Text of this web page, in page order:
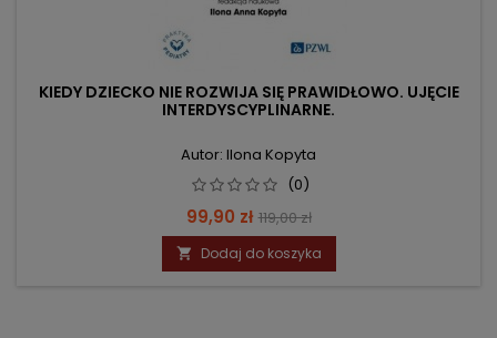
KIEDY DZIECKO NIE ROZWIJA SIĘ PRAWIDŁOWO. UJĘCIE
INTERDYSCYPLINARNE.
Autor: Ilona Kopyta
(0)
Cena
99,90 zł Cena
podstawowa
119,00 zł
 Dodaj do koszyka